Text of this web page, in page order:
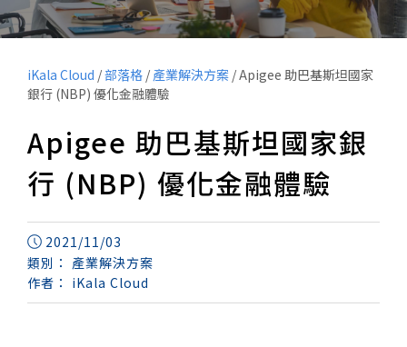
iKala Cloud /部落格 / 產業解決方案 /Apigee 助巴基斯坦國家
銀行 (NBP) 優化金融體驗
Apigee 助巴基斯坦國家銀
行 (NBP) 優化金融體驗
2021/11/03
類別： 產業解決方案
作者： iKala Cloud